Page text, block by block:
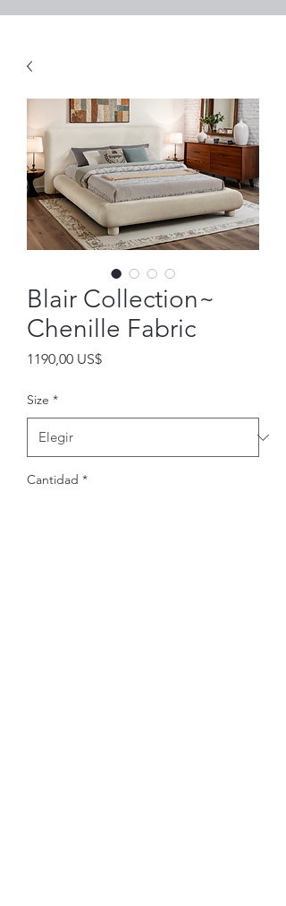
Blair Collection~
Chenille Fabric
1190,00 US$Precio
Size *
Cantidad *